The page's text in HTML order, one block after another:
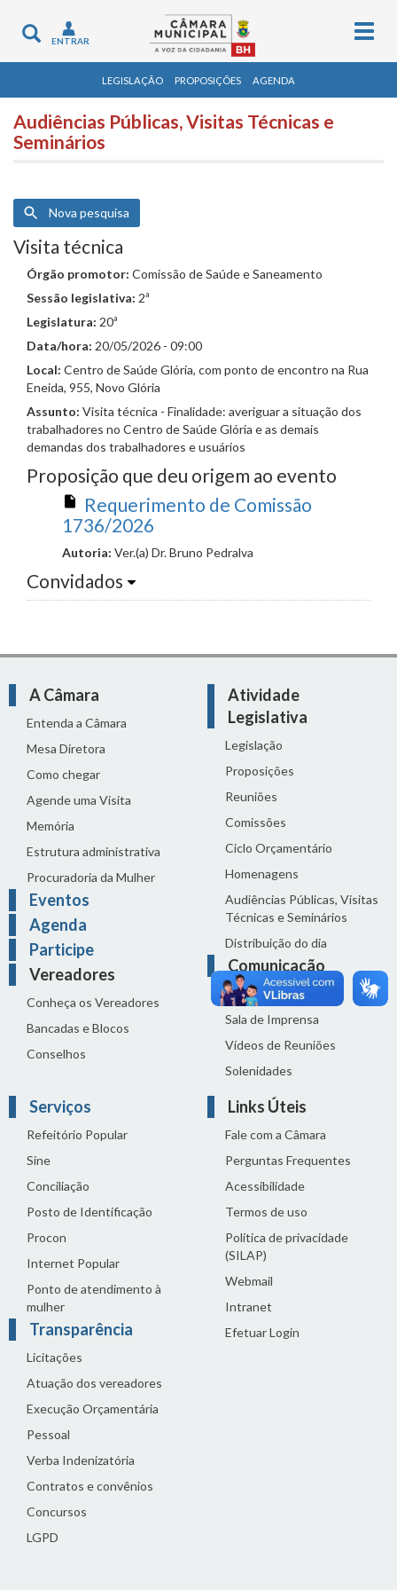
Toggle
navigation
ENTRAR
LEGISLAÇÃO PROPOSIÇÕES AGENDA
Audiências Públicas, Visitas Técnicas e
Seminários
Nova pesquisa
Visita técnica
Órgão promotor: Comissão de Saúde e Saneamento
Sessão legislativa: 2ª
Legislatura: 20ª
Data/hora: 20/05/2026 - 09:00
Local: Centro de Saúde Glória, com ponto de encontro na Rua
Eneida, 955, Novo Glória
Assunto: Visita técnica - Finalidade: averiguar a situação dos
trabalhadores no Centro de Saúde Glória e as demais
demandas dos trabalhadores e usuários
Proposição que deu origem ao evento
Requerimento de Comissão
1736/2026
Autoria: Ver.(a) Dr. Bruno Pedralva
Convidados
A Câmara
Entenda a Câmara
Mesa Diretora
Como chegar
Agende uma Visita
Memória
Estrutura administrativa
Procuradoria da Mulher
Eventos
Agenda
Participe
Vereadores
Conheça os Vereadores
Bancadas e Blocos
Conselhos
Atividade
Legislativa
Legislação
Proposições
Reuniões
Comissões
Ciclo Orçamentário
Homenagens
Audiências Públicas, Visitas
Técnicas e Seminários
Distribuição do dia
Comunicação
Notícias
Sala de Imprensa
Vídeos de Reuniões
Solenidades
Serviços
Refeitório Popular
Sine
Conciliação
Posto de Identificação
Procon
Internet Popular
Ponto de atendimento à
mulher
Transparência
Licitações
Atuação dos vereadores
Execução Orçamentária
Pessoal
Verba Indenizatória
Contratos e convênios
Concursos
LGPD
Links Úteis
Fale com a Câmara
Perguntas Frequentes
Acessibilidade
Termos de uso
Política de privacidade
(SILAP)
Webmail
Intranet
Efetuar Login